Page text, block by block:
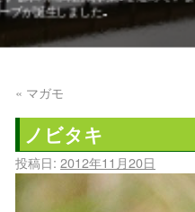
誕生したり､ガレキに卵を産み繋
ました。
« マガモ
ノビタキ
投稿日: 2012年11月20日